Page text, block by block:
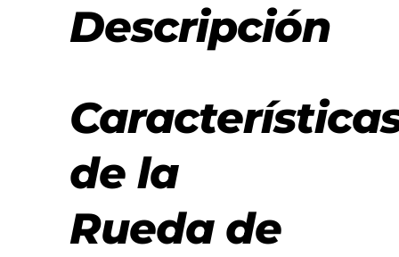
Descripción
de la
Rueda de